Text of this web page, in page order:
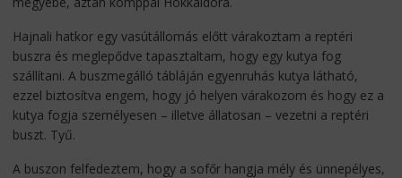
Hajnali hatkor egy vasútállomás előtt várakoztam a reptéri
buszra és meglepődve tapasztaltam, hogy egy kutya fog
szállítani. A buszmegálló tábláján egyenruhás kutya látható,
ezzel biztosítva engem, hogy jó helyen várakozom és hogy ez a
kutya fogja személyesen – illetve állatosan – vezetni a reptéri
buszt. Tyű.
A buszon felfedeztem, hogy a sofőr hangja mély és ünnepélyes,